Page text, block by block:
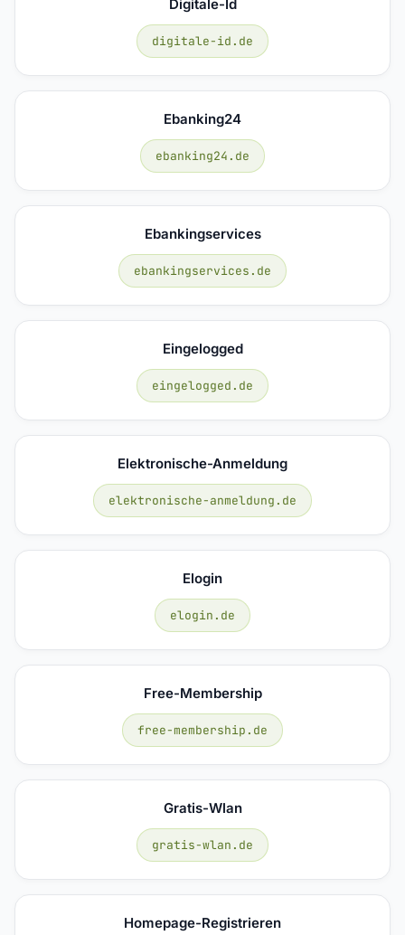
Digitale-Id
digitale-id.de
Ebanking24
ebanking24.de
Ebankingservices
ebankingservices.de
Eingelogged
eingelogged.de
Elektronische-Anmeldung
elektronische-anmeldung.de
Elogin
elogin.de
Free-Membership
free-membership.de
Gratis-Wlan
gratis-wlan.de
Homepage-Registrieren